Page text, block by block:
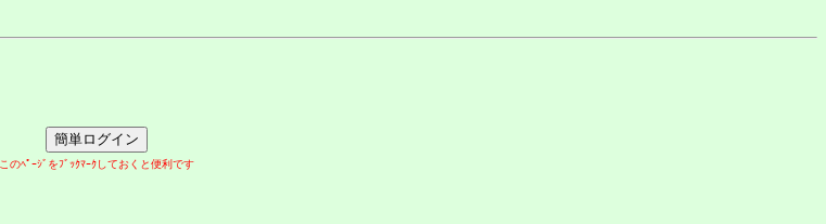
このﾍﾟｰｼﾞをﾌﾞｯｸﾏｰｸしておくと便利です